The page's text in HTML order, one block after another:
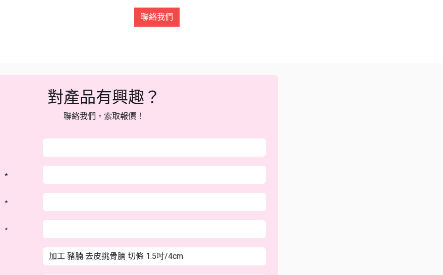
聯絡我們
對產品有興趣？
聯絡我們，索取報價！
*
*
*